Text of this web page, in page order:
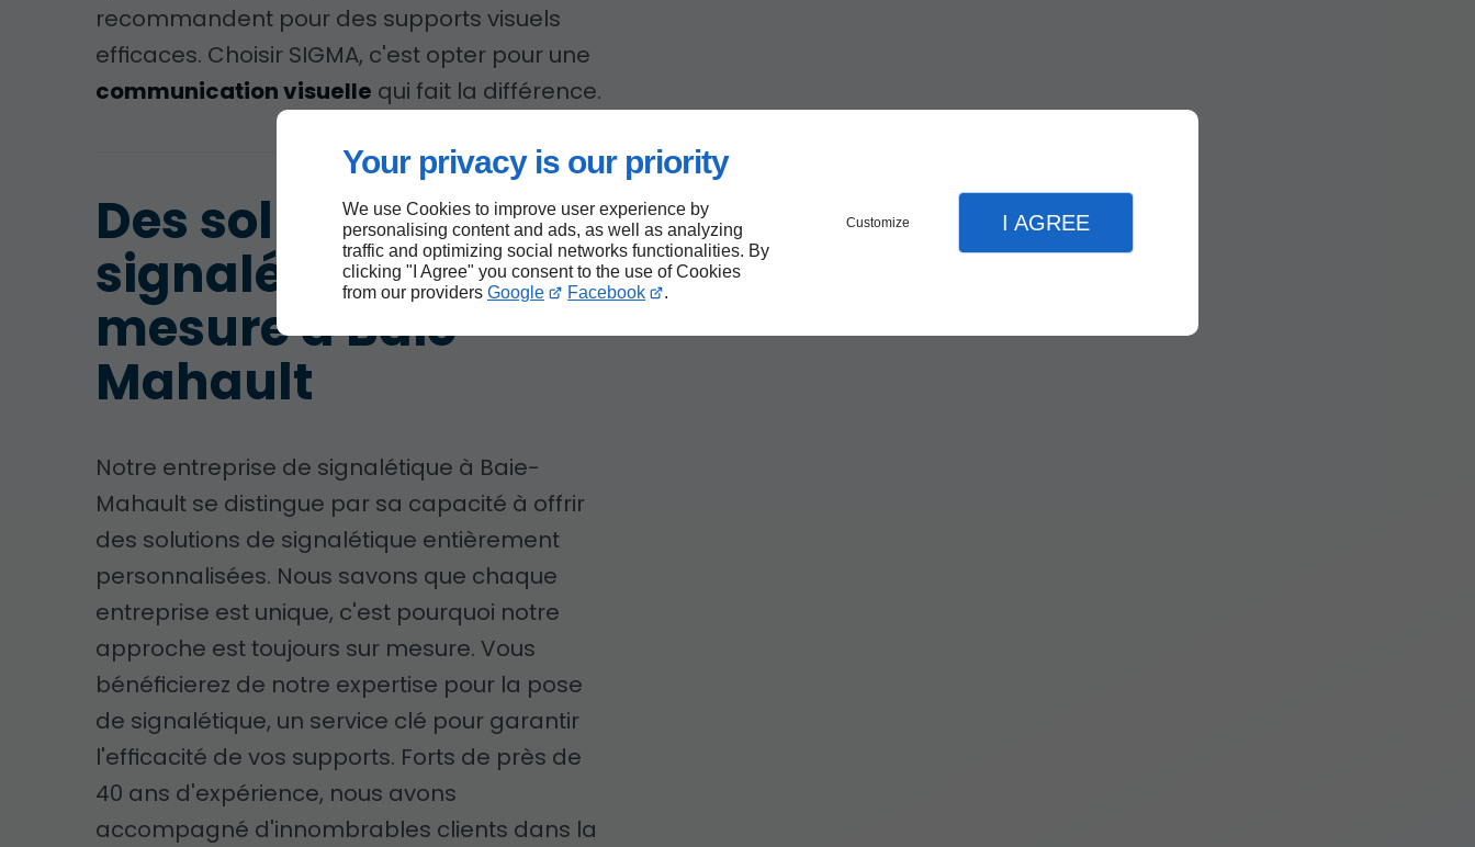
Your privacy is our priority
We use Cookies to improve user experience by
personalising content and ads, as well as analyzing
traffic and optimizing social networks functionalities. By
clicking "I Agree" you consent to the use of Cookies
from our providers Google Facebook .
Customize I AGREE
recommandent pour des supports visuels
efficaces. Choisir SIGMA, c'est opter pour une
communication visuelle qui fait la différence.
Des solutions de
signalétique sur
mesure à Baie-
Mahault
Notre entreprise de signalétique à Baie-
Mahault se distingue par sa capacité à offrir
des solutions de signalétique entièrement
personnalisées. Nous savons que chaque
entreprise est unique, c'est pourquoi notre
approche est toujours sur mesure. Vous
bénéficierez de notre expertise pour la pose
de signalétique, un service clé pour garantir
l'efficacité de vos supports. Forts de près de
40 ans d'expérience, nous avons
accompagné d'innombrables clients dans la